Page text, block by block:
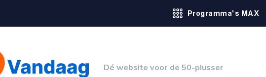
Programma's MAX
Dé website voor de 50-plusser